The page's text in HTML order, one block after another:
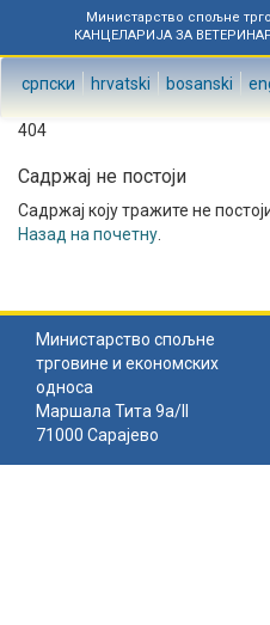
Министарство спољне
КАНЦЕЛАРИЈА ЗА
српски hrvatski bosanski
404
Садржај не постоји
Садржај коју тражите не
Назад на почетну
Министарство спољне
трговине и економских
односа
Маршала Тита 9а/II
71000 Сарајево